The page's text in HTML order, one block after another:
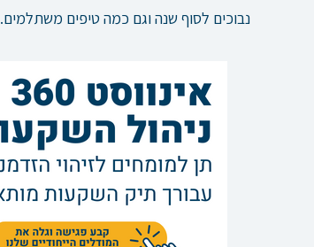
נבוכים לסוף שנה וגם כמה טיפים משתלמים.